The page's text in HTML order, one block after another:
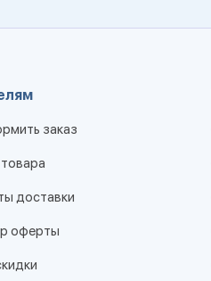
заказ
доставки
оферты